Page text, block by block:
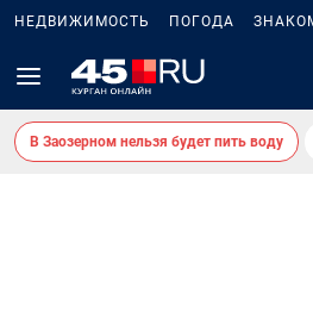
НЕДВИЖИМОСТЬ ПОГОДА
В Заозерном нельзя будет пить воду